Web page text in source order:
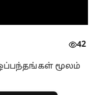
42
ஒப்பந்தங்கள் மூலம்